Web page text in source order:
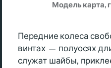
Модель карта,
Передние колеса
винтах — полуосях
служат шайбы,